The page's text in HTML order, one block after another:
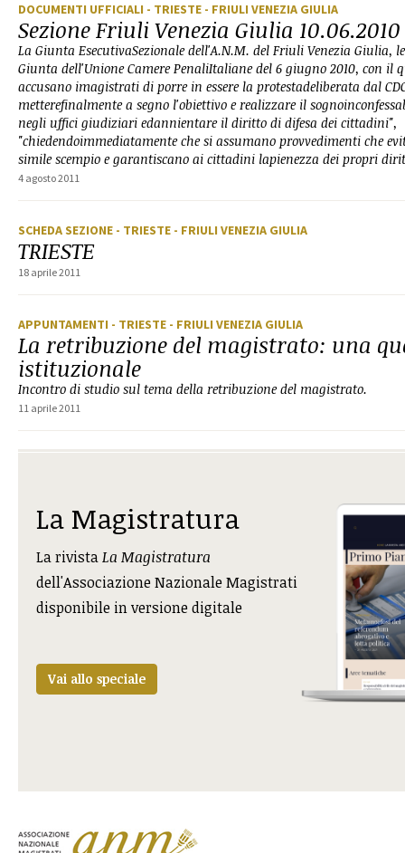
DOCUMENTI UFFICIALI - TRIESTE - FRIULI VENEZIA GIULIA
Sezione Friuli Venezia Giulia 10.06.2010
La Giunta EsecutivaSezionale dell'A.N.M. del Friuli Venezia Giulia,
Giunta dell'Unione Camere PenaliItaliane del 6 giugno 2010, con il
accusano imagistrati di porre in essere la protestadeliberata dal
metterefinalmente a segno l'obiettivo e realizzare il
negli uffici giudiziari edannientare il diritto di difesa dei cittadini",
"chiedendoimmediatamente che si assumano provvedimenti che
simile scempio e garantiscano ai cittadini lapienezza dei propri
4 agosto 2011
SCHEDA SEZIONE - TRIESTE - FRIULI VENEZIA GIULIA
TRIESTE
18 aprile 2011
APPUNTAMENTI - TRIESTE - FRIULI VENEZIA GIULIA
La retribuzione del magistrato: una
istituzionale
Incontro di studio sul tema della retribuzione del magistrato.
11 aprile 2011
La Magistratura
La rivistaLa Magistratura
dell'Associazione Nazionale Magistrati
disponibile in versione digitale
Vai allo speciale